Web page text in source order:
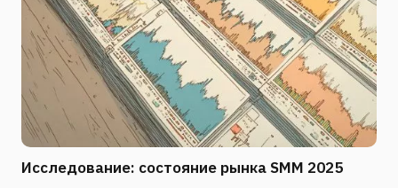
Исследование: состояние рынка SMM 2025